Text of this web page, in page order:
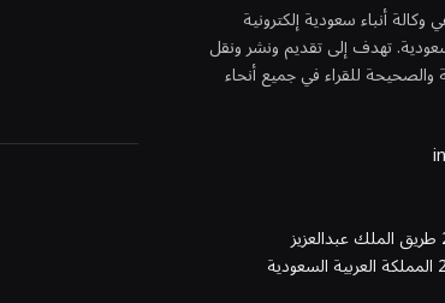
أنباء سعودية إلكترونية
تهدف إلى تقديم ونشر ونقل
والصحيحة للقراء في جميع أنحاء